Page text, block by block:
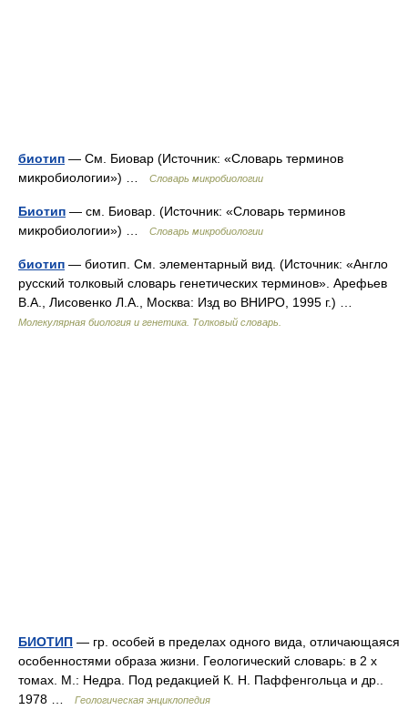
биотип — См. Биовар (Источник: «Словарь терминов
микробиологии») …
Словарь микробиологии
Биотип — см. Биовар. (Источник: «Словарь терминов
микробиологии») …
Словарь микробиологии
биотип — биотип. См. элементарный вид. (Источник: «Англо
русский толковый словарь генетических терминов». Арефьев
В.А., Лисовенко Л.А., Москва: Изд во ВНИРО, 1995 г.) …
Молекулярная биология и генетика. Толковый словарь.
БИОТИП — гр. особей в пределах одного вида, отличающаяся
особенностями образа жизни. Геологический словарь: в 2 х
томах. М.: Недра. Под редакцией К. Н. Паффенгольца и др..
1978 …
Геологическая энциклопедия